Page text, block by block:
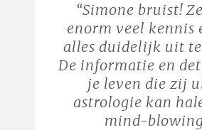
“Simone bruist!
enorm veel kennis
alles duidelijk uit te
De informatie en
je leven die zij
astrologie kan
mind-